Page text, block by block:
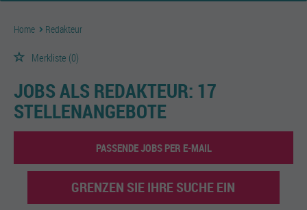
Home Redakteur
Merkliste (0)
JOBS ALS REDAKTEUR: 17
STELLENANGEBOTE
PASSENDE JOBS PER E-MAIL
GRENZEN SIE IHRE SUCHE EIN